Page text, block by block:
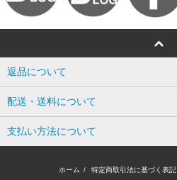
返品について
配送・送料について
支払い方法について
ホーム / 特定商取引法に基づく表記